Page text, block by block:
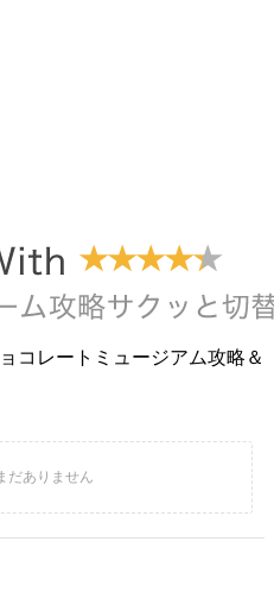
コレートミュージアム攻略＆